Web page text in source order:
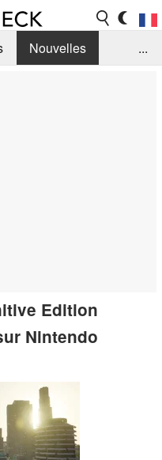
Nouvelles
...
Edition
Nintendo